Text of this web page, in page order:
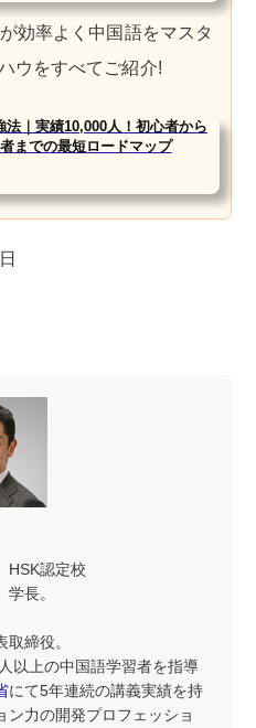
効率よく中国語をマスタ
ウをすべてご紹介!
法｜実績10,000人！初心者から
までの最短ロードマップ
認定校
学長。
締役。
以上の中国語学習者を指導
にて5年連続の講義実績を持
ン力の開発プロフェッショ